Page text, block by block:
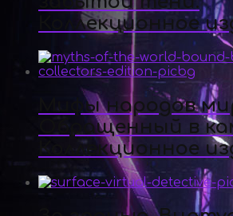
Коллекционное
Мифы народов
Обращенный в
Коллекционное